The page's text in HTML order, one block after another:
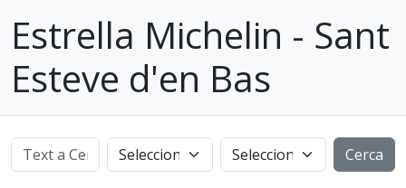
Estrella Michelin - Sant
Esteve d'en Bas
Cerca